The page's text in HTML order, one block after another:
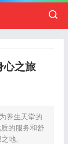
心之旅
养生天堂的
的服务和舒
地。